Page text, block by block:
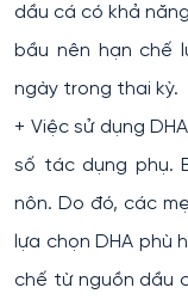
dầu cá có khả
bầu nên hạn chế
ngày trong thai kỳ.
+ Việc sử dụng
số tác dụng phụ.
nôn. Do đó, các
lựa chọn DHA phù
chế từ nguồn dầu